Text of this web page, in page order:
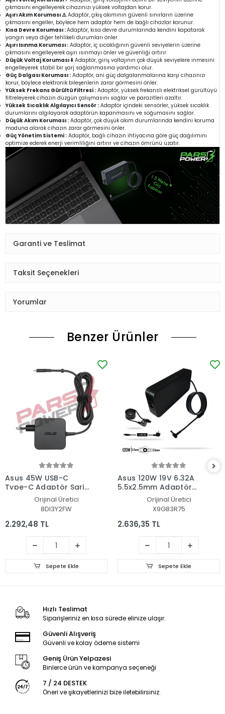
çıkmasını engelleyerek cihazınızı yüksek voltajdan korur.
Aşırı Akım Koruması ⚠️Adaptör, çıkış akımının güvenli sınırların üzerine
çıkmasını engeller, böylece hem adaptör hem de bağlı cihazlar korunur.
Kısa Devre Koruması :Adaptör, kısa devre durumlarında kendini kapatarak
yangın veya diğer tehlikeli durumları önler.
Aşırı Isınma Koruması : Adaptör, iç sıcaklığının güvenli seviyelerin üzerine
çıkmasını engelleyerek aşırı ısınmayı önler ve güvenliği artırır.
Düşük Voltaj Koruması ⬇️ Adaptör, giriş voltajının çok düşük seviyelere inmesini
engelleyerek stabil bir şarj sağlanmasına yardımcı olur.
Güç Dalgası Koruması : Adaptör, ani güç dalgalanmalarına karşı cihazınızı
korur, böylece elektronik bileşenlerin zarar görmesini önler.
Yüksek Frekans Gürültü Filtresi : Adaptör, yüksek frekanslı elektriksel gürültüyü
filtreleyerek cihazın düzgün çalışmasını sağlar ve parazitleri azaltır.
Yüksek Sıcaklık Algılayıcı Sensör : Adaptör içindeki sensörler, yüksek sıcaklık
durumlarını algılayarak adaptörün kapanmasını ve soğumasını sağlar.
Düşük Akım Koruması : Adaptör, çok düşük akım durumlarında kendini koruma
moduna alarak cihazın zarar görmesini önler.
Güç Yönetim Sistemi : Adaptör, bağlı cihazın ihtiyacına göre güç dağılımını
optimize ederek enerji verimliliğini artırır ve cihazın ömrünü uzatır.
Garanti ve Teslimat
Taksit Seçenekleri
Yorumlar
Benzer Ürünler
Asus 45W USB-C
Type-C Adaptör Şarj
Aleti-CihazıOrijinal Üretici
8DI3Y2FW
2.292,48 TL
Sepete Ekle
Asus 120W 19V 6.32A
5.5x2.5mm Adaptör
Şarj Aleti-Cihazı
Orijinal Üretici
X9G83R75
2.636,35 TL
Sepete Ekle
Hızlı Teslimat
Siparişleriniz en kısa sürede elinize ulaşır.
Güvenli Alışveriş
Güvenli ve kolay ödeme sistemi
Geniş Ürün Yelpazesi
Binlerce ürün ve kampanya seçeneği
7 / 24 DESTEK
Öneri ve şikayetlerinizi bize iletebilirsiniz.